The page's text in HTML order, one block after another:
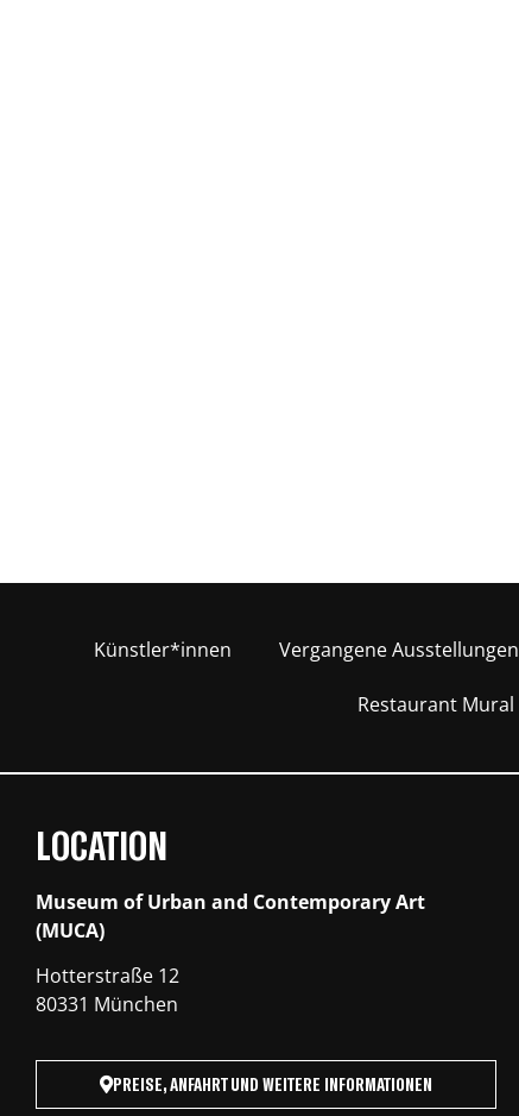
Künstler*innen Vergangene Ausstellungen
Restaurant Mural
LOCATION
Museum of Urban and Contemporary Art
(MUCA)
Hotterstraße 12
80331 München
PREISE, ANFAHRT UND WEITERE INFORMATIONEN